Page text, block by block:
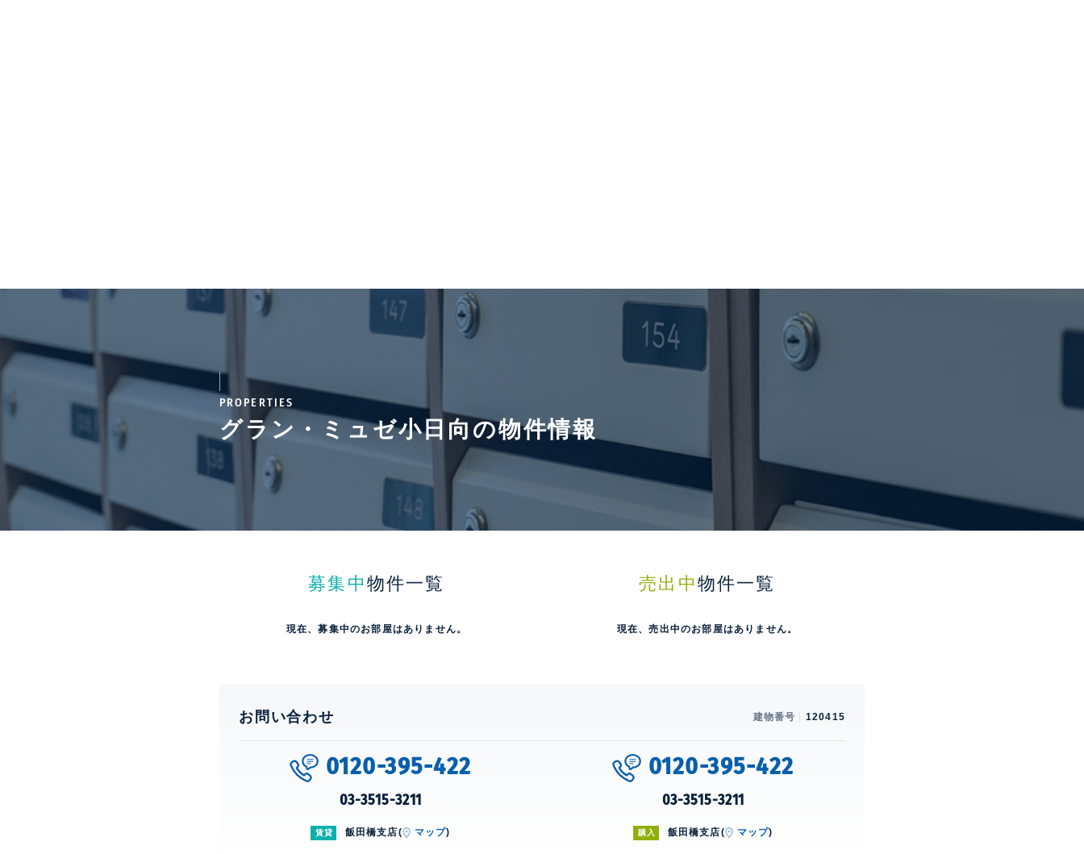
PROPERTIES
グラン・ミュゼ小日向の物件情報
募集中 物件一覧
現在、募集中のお部屋はありません。
売出中 物件一覧
現在、売出中のお部屋はありません。
お問い合わせ 建物番号 120415
0120-395-422
03-3515-3211
賃貸 飯田橋支店( マップ)
0120-395-422
03-3515-3211
購入 飯田橋支店( マップ)